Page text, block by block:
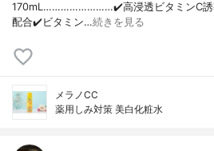
170mL……………………✔️高浸透ビタミンC誘
配合✔️ビタミン…続きを見る
メラノCC
薬用しみ対策 美白化粧水